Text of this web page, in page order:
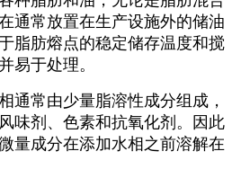
通常放置在生产设施外的储油
脂肪熔点的稳定储存温度和搅
易于处理。
通常由少量脂溶性成分组成，
味剂、色素和抗氧化剂。因此
量成分在添加水相之前溶解在